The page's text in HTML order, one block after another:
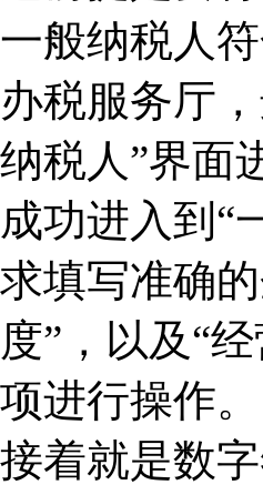
一般纳税人
办税服务厅
纳税人”界面
成功进入到“
求填写准确
度”，以及“
项进行操作。
接着就是数